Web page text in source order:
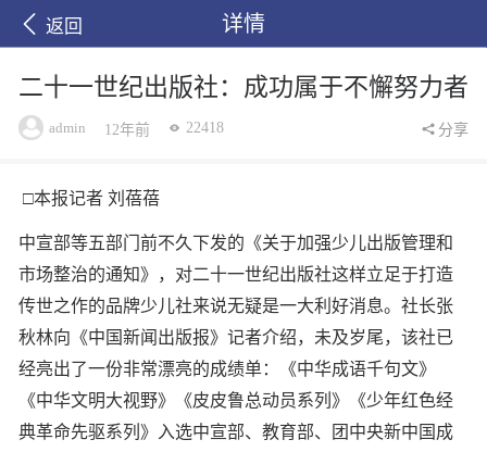
返回 详情
二十一世纪出版社：成功属于不懈努力者
admin 12年前 22418 分享
□本报记者 刘蓓蓓
中宣部等五部门前不久下发的《关于加强少儿出版管理和
市场整治的通知》，对二十一世纪出版社这样立足于打造
传世之作的品牌少儿社来说无疑是一大利好消息。社长张
秋林向《中国新闻出版报》记者介绍，未及岁尾，该社已
经亮出了一份非常漂亮的成绩单：《中华成语千句文》
《中华文明大视野》《皮皮鲁总动员系列》《少年红色经
典革命先驱系列》入选中宣部、教育部、团中央新中国成